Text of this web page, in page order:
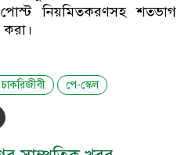
নিয়মিতকরণসহ শতভাগ
পে-স্কেল